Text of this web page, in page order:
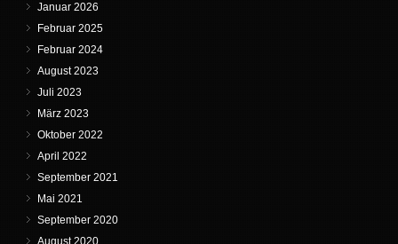
Januar 2026
Februar 2025
Februar 2024
August 2023
Juli 2023
März 2023
Oktober 2022
April 2022
September 2021
Mai 2021
September 2020
August 2020